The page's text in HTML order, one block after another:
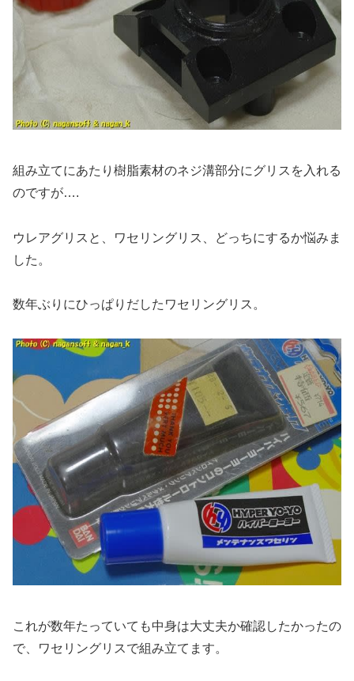
組み立てにあたり樹脂素材のネジ溝部分にグリスを入れる
のですが….
ウレアグリスと、ワセリングリス、どっちにするか悩みま
した。
数年ぶりにひっぱりだしたワセリングリス。
これが数年たっていても中身は大丈夫か確認したかったの
で、ワセリングリスで組み立てます。